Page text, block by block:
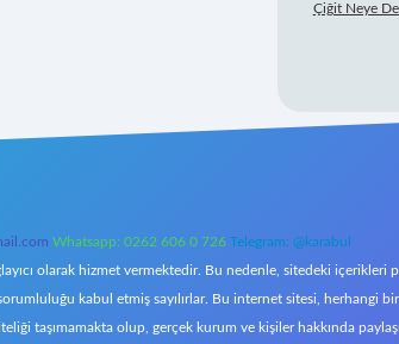
Çiğit Neye
Whatsapp: 0262 606 0 726 Telegram: @karabul
olarak hizmet vermektedir. Bu nedenle, sitedeki içerikleri
kabul etmiş sayılırlar. Bu internet sitesi, herhangi
taşımamakta olup, gerçek kurum ve kişiler hakkında